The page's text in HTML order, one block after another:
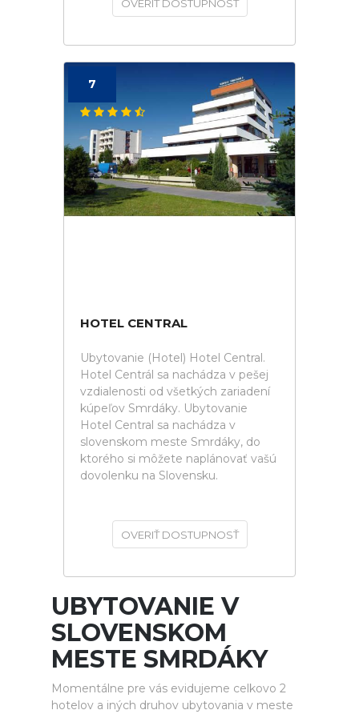
OVERIŤ DOSTUPNOSŤ
7
HOTEL CENTRAL
Ubytovanie (Hotel) Hotel Central.
Hotel Centrál sa nachádza v pešej
vzdialenosti od všetkých zariadení
kúpeľov Smrdáky. Ubytovanie
Hotel Central sa nachádza v
slovenskom meste Smrdáky, do
ktorého si môžete naplánovať vašú
dovolenku na Slovensku.
OVERIŤ DOSTUPNOSŤ
UBYTOVANIE V
SLOVENSKOM
MESTE SMRDÁKY
Momentálne pre vás evidujeme celkovo 2
hotelov a iných druhov ubytovania v meste